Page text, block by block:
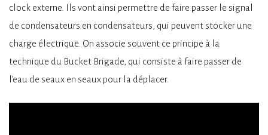
clock externe. Ils vont ainsi permettre de faire passer le signal
de condensateurs en condensateurs, qui peuvent stocker une
charge électrique. On associe souvent ce principe à la
technique du Bucket Brigade, qui consiste à faire passer de
l’eau de seaux en seaux pour la déplacer.